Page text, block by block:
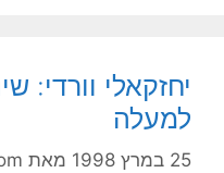
יחזקאלי וורדי:
למעלה
מאת